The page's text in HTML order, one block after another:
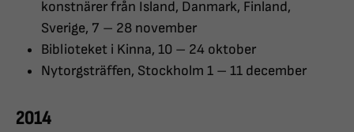
konstnärer från Island, Danmark, Finland,
Sverige, 7 – 28 november
Biblioteket i Kinna, 10 – 24 oktober
Nytorgsträffen, Stockholm 1 – 11 december
2014